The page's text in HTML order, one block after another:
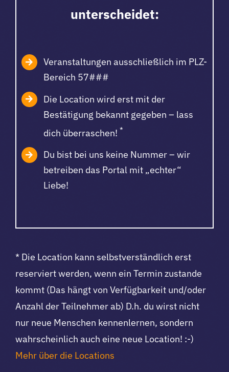
unterscheidet:
Veranstaltungen ausschließlich im PLZ-
Bereich 57###
Die Location wird erst mit der
Bestätigung bekannt gegeben – lass
dich überraschen!*
Du bist bei uns keine Nummer – wir
betreiben das Portal mit „echter“
Liebe!
* Die Location kann selbstverständlich erst
reserviert werden, wenn ein Termin zustande
kommt (Das hängt von Verfügbarkeit und/oder
Anzahl der Teilnehmer ab) D.h. du wirst nicht
nur neue Menschen kennenlernen, sondern
wahrscheinlich auch eine neue Location! :-)
Mehr über die Locations